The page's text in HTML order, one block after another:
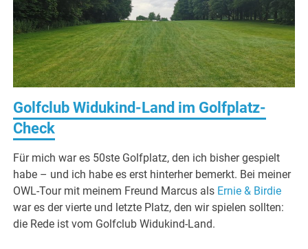
Golfclub Widukind-Land im Golfplatz-
Check
Für mich war es 50ste Golfplatz, den ich bisher gespielt
habe – und ich habe es erst hinterher bemerkt. Bei meiner
OWL-Tour mit meinem Freund Marcus als Ernie & Birdie
war es der vierte und letzte Platz, den wir spielen sollten:
die Rede ist vom Golfclub Widukind-Land.